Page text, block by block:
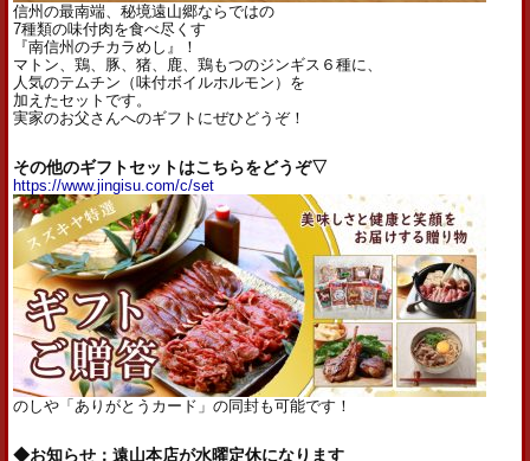
信州の最南端、秘境遠山郷ならではの
7種類の味付肉を食べ尽くす
『南信州のチカラめし』！
マトン、鶏、豚、猪、鹿、鶏もつのジンギス６種に、
人気のテムチン（味付ボイルホルモン）を
加えたセットです。
実家のお父さんへのギフトにぜひどうぞ！
その他のギフトセットはこちらをどうぞ▽
https://www.jingisu.com/c/set
のしや「ありがとうカード」の同封も可能です！
◆お知らせ：遠山本店が水曜定休になります